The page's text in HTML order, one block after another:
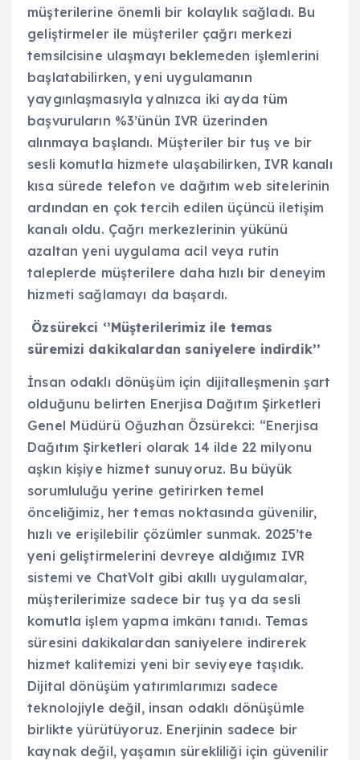
müşterilerine önemli bir kolaylık sağladı. Bu
geliştirmeler ile müşteriler çağrı merkezi
temsilcisine ulaşmayı beklemeden işlemlerini
başlatabilirken, yeni uygulamanın
yaygınlaşmasıyla yalnızca iki ayda tüm
başvuruların %3’ünün IVR üzerinden
alınmaya başlandı. Müşteriler bir tuş ve bir
sesli komutla hizmete ulaşabilirken, IVR kanalı
kısa sürede telefon ve dağıtım web sitelerinin
ardından en çok tercih edilen üçüncü iletişim
kanalı oldu. Çağrı merkezlerinin yükünü
azaltan yeni uygulama acil veya rutin
taleplerde müşterilere daha hızlı bir deneyim
hizmeti sağlamayı da başardı.
Özsürekci ‘’Müşterilerimiz ile temas
süremizi dakikalardan saniyelere indirdik’’
İnsan odaklı dönüşüm için dijitalleşmenin şart
olduğunu belirten Enerjisa Dağıtım Şirketleri
Genel Müdürü Oğuzhan Özsürekci: “Enerjisa
Dağıtım Şirketleri olarak 14 ilde 22 milyonu
aşkın kişiye hizmet sunuyoruz. Bu büyük
sorumluluğu yerine getirirken temel
önceliğimiz, her temas noktasında güvenilir,
hızlı ve erişilebilir çözümler sunmak. 2025’te
yeni geliştirmelerini devreye aldığımız IVR
sistemi ve ChatVolt gibi akıllı uygulamalar,
müşterilerimize sadece bir tuş ya da sesli
komutla işlem yapma imkânı tanıdı. Temas
süresini dakikalardan saniyelere indirerek
hizmet kalitemizi yeni bir seviyeye taşıdık.
Dijital dönüşüm yatırımlarımızı sadece
teknolojiyle değil, insan odaklı dönüşümle
birlikte yürütüyoruz. Enerjinin sadece bir
kaynak değil, yaşamın sürekliliği için güvenilir